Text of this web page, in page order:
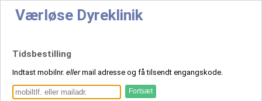
Værløse Dyreklinik
Tidsbestilling
Indtast mobilnr. ellermail adresse og få tilsendt engangskode.